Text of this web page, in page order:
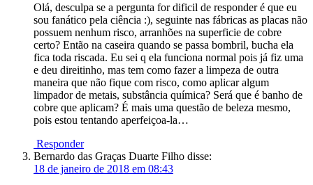
Olá, desculpa se a pergunta for dificil de responder é que eu
sou fanático pela ciência :), seguinte nas fábricas as placas não
possuem nenhum risco, arranhões na superficie de cobre
certo? Então na caseira quando se passa bombril, bucha ela
fica toda riscada. Eu sei q ela funciona normal pois já fiz uma
e deu direitinho, mas tem como fazer a limpeza de outra
maneira que não fique com risco, como aplicar algum
limpador de metais, substância química? Será que é banho de
cobre que aplicam? É mais uma questão de beleza mesmo,
pois estou tentando aperfeiçoa-la…
Responder
Bernardo das Graças Duarte Filho disse:
18 de janeiro de 2018 em 08:43